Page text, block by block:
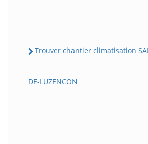
Trouver chantier climatisation
DE-LUZENCON